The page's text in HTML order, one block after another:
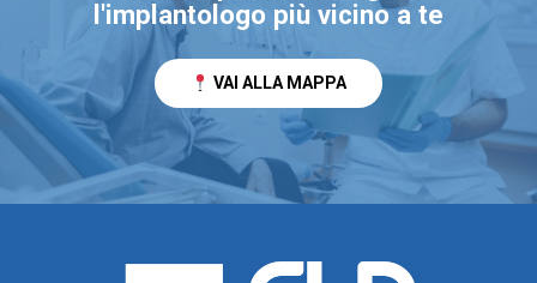
l'implantologo più vicino a te
VAI ALLA MAPPA